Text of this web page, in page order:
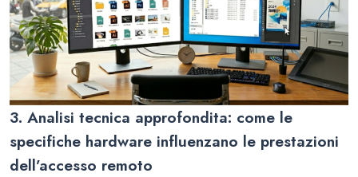
3. Analisi tecnica approfondita: come le
specifiche hardware influenzano le prestazioni
dell’accesso remoto